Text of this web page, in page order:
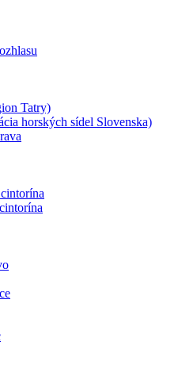
Tatry)
horských sídel Slovenska)